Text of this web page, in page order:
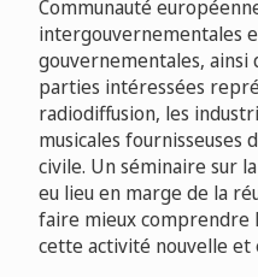
Communauté
intergouvernementales
gouvernementales,
parties intéressées
radiodiffusion, les
musicales fournisseuses
civile. Un séminaire sur
eu lieu en marge de la
faire mieux comprendre
cette activité nouvelle et